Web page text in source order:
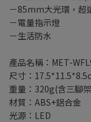
－85mm大光環，超
－電量指示燈
－生活防水
產品名稱：MET-
尺寸：
重量：320g(含三腳
材質：ABS+鋁合金
光源：LED